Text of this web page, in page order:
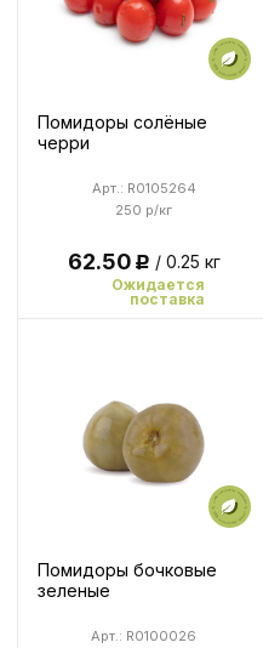
Помидоры солёные
черри
250 р/кг
Арт.: R0105264
62.50Р / 0.25 кг
Ожидается
поставка
Помидоры бочковые
зеленые
Арт.: R0100026